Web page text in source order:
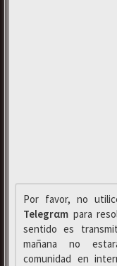
Por favor, no
Telegrαm para
sentido es
mañana no
comunidad en